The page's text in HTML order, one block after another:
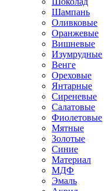
Шампань
Оливковые
Оранжевые
Вишневые
Изумрудные
Венге
Ореховые
Янтарные
Сиреневые
Салатовые
Фиолетовые
Мятные
Золотые
Синие
Материал
МДФ
Эмаль